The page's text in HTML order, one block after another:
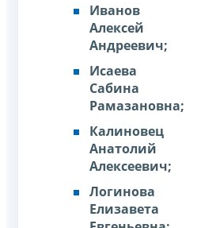
Иванов
Алексей
Андреевич;
Исаева
Сабина
Рамазановна;
Калиновец
Анатолий
Алексеевич;
Логинова
Елизавета